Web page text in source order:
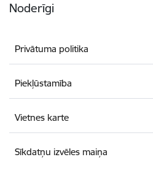
Noderīgi
Privātuma politika
Piekļūstamība
Vietnes karte
Sīkdatņu izvēles maiņa